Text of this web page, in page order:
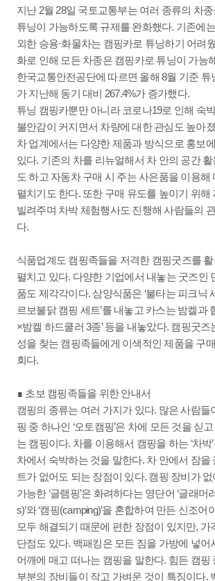
지난 2월 28일 국토교통부는 여러 종류의 차
튜닝이 가능하도록 규제를 완화했다. 기존에
외한 승용·화물차는 캠핑카로 튜닝하기 어려
화로 인해 모든 차종은 캠핑카로 튜닝이 가능
한국교통안전공단에 따르면 올해 8월 기준 튜
가 지난해 동기 대비 267.4%가 증가했다.
튜닝 캠핑카뿐만 아니라 코로나19로 인해 숙
불안감이 커지면서 차량에 대한 관심도 높아
차 업계에서는 다양한 제품과 방식으로 홍보
있다. 기존의 차를 리뉴얼해서 차 안의 공간
도 하고 자동차 구매 시 주는 사은품을 이용해
펼치기도 한다. 또한 구매 유도를 높이기 위해
빌려주며 차박 체험행사도 진행해 사람들의
다.
식품업계도 캠핑족들을 저격한 캠핑굿즈를
펼치고 있다. 다양한 기업에서 내놓는 굿즈인
품도 제각각이다. 삼양식품은 ‘불타는 피크닉
르보불닭 캠핑 세트’를 내놓고 카스는 밤켈과
×밤켈 하드쿨러 3종’ 등을 내놓았다. 캠핑굿즈
성을 찾는 캠핑족들에게 이색적인 제품을 구
회다.
∎ 초보 캠핑족들을 위한 안내서
캠핑의 종류는 여러 가지가 있다. 많은 사람들
핑 중 하나인 ‘오토캠핑’은 차에 모든 것을 싣
는 캠핑이다. 차를 이용해서 캠핑을 하는 ‘차박
차에서 숙박하는 것을 말한다. 차 안에서 잠을
트가 없어도 되는 장점이 있다. 캠핑 장비가
가능한 ‘글램핑’은 화려하다는 영단어 ‘글래머
s)’와 ‘캠핑(camping)’을 혼합하여 만든 신조어
모두 해결되기 때문에 편한 장점이 있지만, 가
단점도 있다. 백패킹은 모든 짐을 가방에 넣어
어깨에 매고 떠나는 캠핑을 말한다. 힘든 캠핑
부분의 장비들이 작고 가벼운 것이 특징이다.